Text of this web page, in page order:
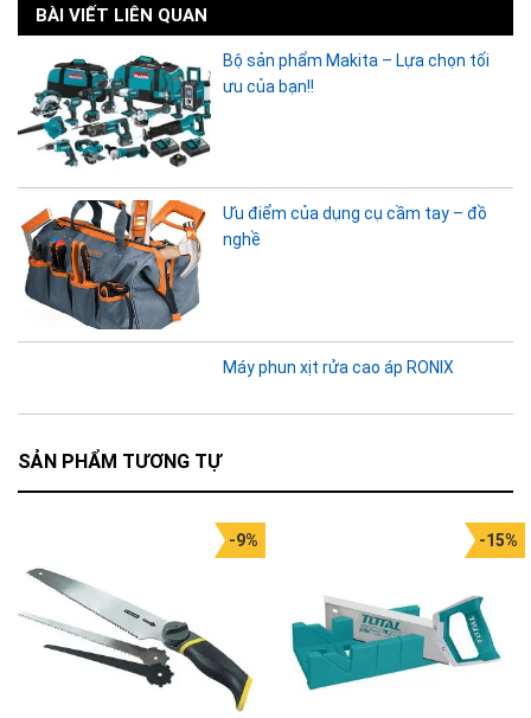
BÀI VIẾT LIÊN QUAN
Bộ sản phẩm Makita – Lựa chọn tối
ưu của bạn!!
Ưu điểm của dụng cụ cầm tay – đồ
nghề
Máy phun xịt rửa cao áp RONIX
SẢN PHẨM TƯƠNG TỰ
-9% -15%